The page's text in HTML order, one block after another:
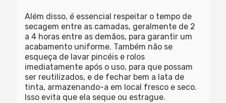
Além disso, é essencial respeitar o tempo de
secagem entre as camadas, geralmente de 2
a 4 horas entre as demãos, para garantir um
acabamento uniforme. Também não se
esqueça de lavar pincéis e rolos
imediatamente após o uso, para que possam
ser reutilizados, e de fechar bem a lata de
tinta, armazenando-a em local fresco e seco.
Isso evita que ela seque ou estrague.